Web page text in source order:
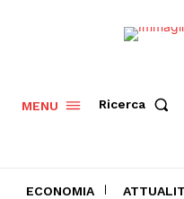
MENU Ricerca
ECONOMIA